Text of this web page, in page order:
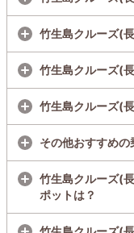
竹生島クルーズ(
竹生島クルーズ(
竹生島クルーズ(
その他おすすめの
竹生島クルーズ(
ポットは？